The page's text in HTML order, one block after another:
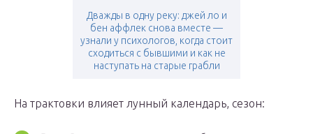
Дважды в одну реку: джей ло и
бен аффлек снова вместе —
узнали у психологов, когда стоит
сходиться с бывшими и как не
наступать на старые грабли
На трактовки влияет лунный календарь, сезон: